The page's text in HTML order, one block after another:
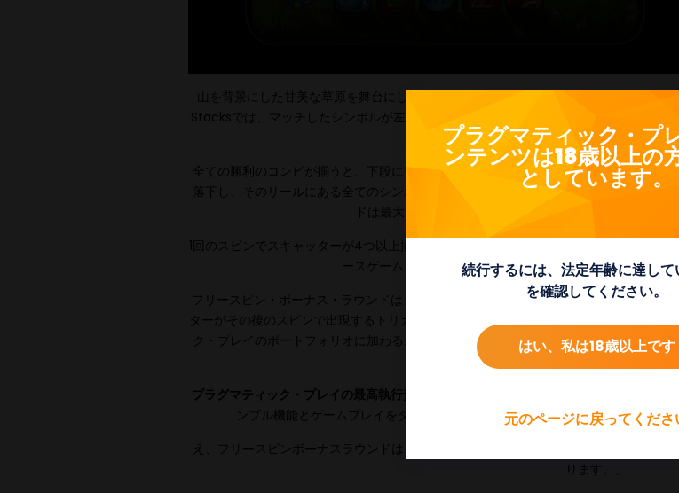
山を背景にした甘美な草原を舞台にしたこのスロットは、5×5のグリッド上にクマ
Stacksでは、マッチしたシンボルが左から右へ揃うと勝利となり、タンブルメカニズ
が上から埋められていきます
全ての勝利のコンビが揃うと、下段に空のシンボル列が追加され、グリッドのサイズ
落下し、そのリールにある全てのシンボルが下段に落ち、新しいシンボルが空いたポ
ドは最大10×5まで拡大して最大100,000通りものエキサイ
1回のスピンでスキャッターが4つ以上揃うと、フリースピンのボーナスラウンドが始
ースゲームと同じように、グリッドのサイズが大きくなるフ
フリースピン・ボーナス・ラウンドはまた、一部の地域では、プレイヤーの元のベッ
ターがその後のスピンで出現するトリガーされます。 Timber Stacksは、Sugar
ク・プレイのポートフォリオに加わる最新リリース作であり、世界中の多くのプレイ
プラグマティック・プレイの最高執行責任者であるイリーナ
・コーニデス氏は、次の
ンブル機能とゲームプレイをダイナミックに保つグリッドサイズの増加機能
え、フリースピンボーナスラウンドは、興奮の別のレイヤーを追加し、10,000倍の最
ります。」
プラグマティック・プ
ンテンツは18歳以上の
としています。
続行するには、法定年齢に達して
を確認してください。
はい、私は18歳以上です
元のページに戻ってくださ